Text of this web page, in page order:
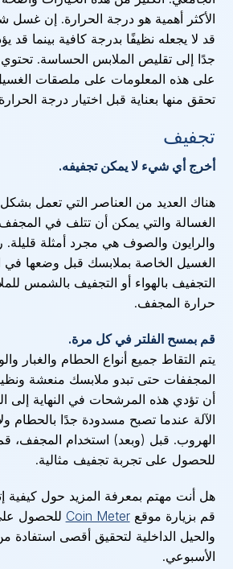
الأكثر أهمية هو درجة الحرارة. إن غسل
قد لا يجعله نظيفًا بدرجة كافية بينما
جدًا إلى تقليص الملابس الحساسة. تحتوي
على هذه المعلومات على ملصقات الغسيل
تحقق منها بعناية قبل اختيار درجة
تجفيف
أخرج أي شيء لا يمكن تجفيفه.
هناك العديد من العناصر التي تعمل
الغسالة والتي يمكن أن تتلف في
والرايون والصوف هي مجرد أمثلة
الغسيل الخاصة بملابسك قبل وضعها في
التجفيف بالهواء أو التجفيف بالشمس
حرارة المجفف.
قم بمسح الفلتر في كل مرة.
يتم التقاط جميع أنواع الحطام والغبار
المجففات حتى تبدو ملابسك منعشة
أن تؤدي هذه المرشحات في النهاية إلى
الآلة عندما تصبح مسدودة جدًا بالحطام
الهروب. قبل (وبعد) استخدام المجفف، قم
للحصول على تجربة تجفيف مثالية.
هل أنت مهتم بمعرفة المزيد حول كيفية
قم بزيارة موقعCoin Meter للحصول
والحيل الداخلية لتحقيق أقصى استفادة
الأسبوعي.